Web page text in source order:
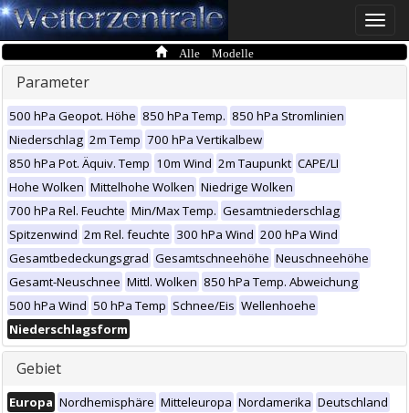
Toggle
Alle Modelle
Parameter
500 hPa Geopot. Höhe 850 hPa Temp. 850 hPa Stromlinien
Niederschlag 2m Temp 700 hPa Vertikalbew
850 hPa Pot. Äquiv. Temp 10m Wind 2m Taupunkt CAPE/LI
Hohe Wolken Mittelhohe Wolken Niedrige Wolken
700 hPa Rel. Feuchte Min/Max Temp. Gesamtniederschlag
Spitzenwind 2m Rel. feuchte 300 hPa Wind 200 hPa Wind
Gesamtbedeckungsgrad Gesamtschneehöhe Neuschneehöhe
Gesamt-Neuschnee Mittl. Wolken 850 hPa Temp. Abweichung
500 hPa Wind 50 hPa Temp Schnee/Eis Wellenhoehe
Niederschlagsform
Gebiet
Europa Nordhemisphäre Mitteleuropa Nordamerika Deutschland